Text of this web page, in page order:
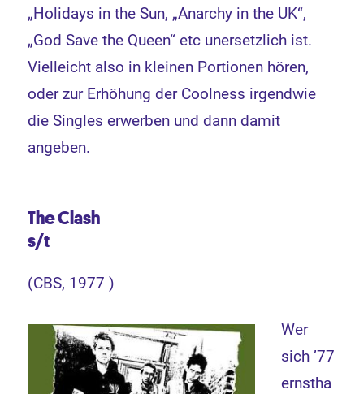
„Holidays in the Sun, „Anarchy in the UK“,
„God Save the Queen“ etc unersetzlich ist.
Vielleicht also in kleinen Portionen hören,
oder zur Erhöhung der Coolness irgendwie
die Singles erwerben und dann damit
angeben.
The Clash
s/t
(CBS, 1977 )
Wer
sich ’77
ernstha